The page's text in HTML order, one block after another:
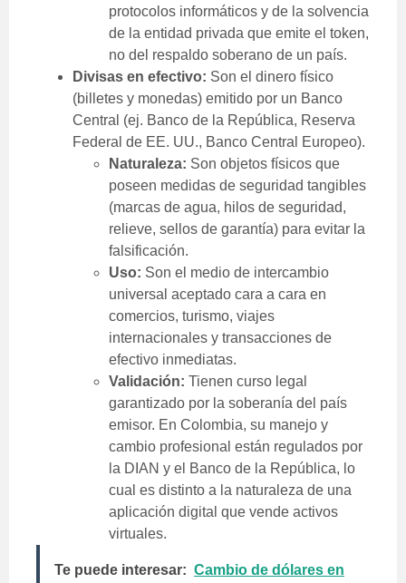
protocolos informáticos y de la solvencia
de la entidad privada que emite el token,
no del respaldo soberano de un país.
Divisas en efectivo: Son el dinero físico
(billetes y monedas) emitido por un Banco
Central (ej. Banco de la República, Reserva
Federal de EE. UU., Banco Central Europeo).
Naturaleza: Son objetos físicos que
poseen medidas de seguridad tangibles
(marcas de agua, hilos de seguridad,
relieve, sellos de garantía) para evitar la
falsificación.
Uso: Son el medio de intercambio
universal aceptado cara a cara en
comercios, turismo, viajes
internacionales y transacciones de
efectivo inmediatas.
Validación: Tienen curso legal
garantizado por la soberanía del país
emisor. En Colombia, su manejo y
cambio profesional están regulados por
la DIAN y el Banco de la República, lo
cual es distinto a la naturaleza de una
aplicación digital que vende activos
virtuales.
Te puede interesar: Cambio de dólares en